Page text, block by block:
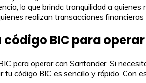
lo que brinda tranquilidad a
realizan transacciones financieras
código BIC para
para operar con Santander. Si
tu código BIC es sencillo y rápido. Con